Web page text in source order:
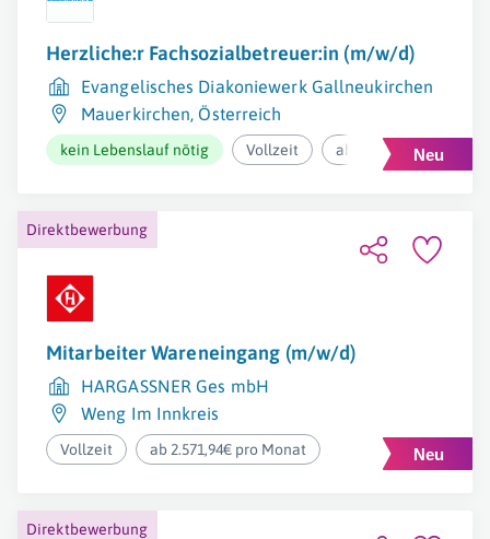
Herzliche:r Fachsozialbetreuer:in (m/w/d)
Evangelisches Diakoniewerk Gallneukirchen
Mauerkirchen, Österreich
kein Lebenslauf nötig Vollzeit ab 2.974,60€ pro
Direktbewerbung
Mitarbeiter Wareneingang (m/w/d)
HARGASSNER Ges mbH
Weng Im Innkreis
Vollzeit ab 2.571,94€ pro Monat
Direktbewerbung